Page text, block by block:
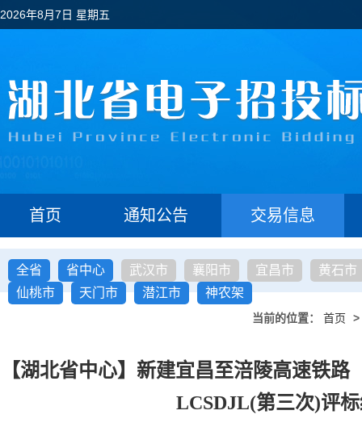
2026年8月7日 星期五
首页 通知公告 交易信息
全省 省中心 武汉市 襄阳市 宜昌市
黄石市
仙桃市
天门市 潜江市 神农架
当前的位置： 首页 >
【湖北省中心】新建宜昌至涪陵高速铁
LCSDJL(第三次)评